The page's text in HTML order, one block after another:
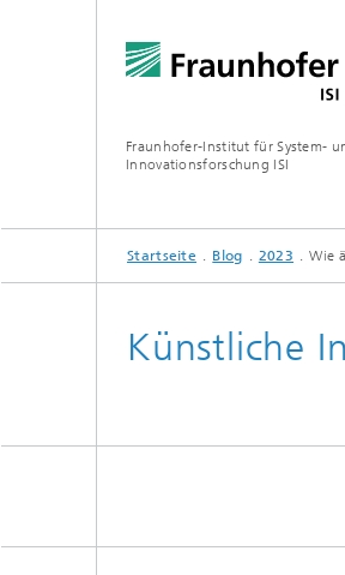
Fraunhofer-Institut für System-
Innovationsforschung ISI
PROFIL
ABTEILUNGEN
THEMEN
JOINT INNOVATION HUB
Startseite Blog 2023 Wie
Künstliche